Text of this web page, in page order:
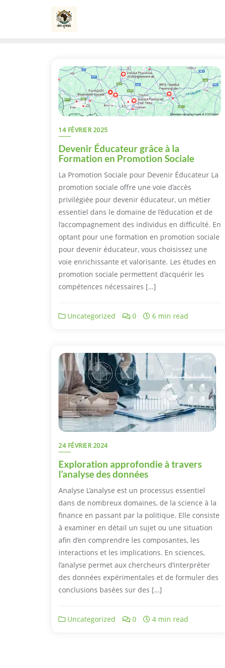
14 FÉVRIER 2025
Devenir Éducateur grâce à la
Formation en Promotion Sociale
La Promotion Sociale pour Devenir Éducateur La
promotion sociale offre une voie d’accès
privilégiée pour devenir éducateur, un métier
essentiel dans le domaine de l’éducation et de
l’accompagnement des individus en difficulté. En
optant pour une formation en promotion sociale
pour devenir éducateur, vous choisissez une
voie enrichissante et valorisante. Les études en
promotion sociale permettent d’acquérir les
compétences nécessaires […]
Uncategorized 0 6 min read
24 FÉVRIER 2024
Exploration approfondie à travers
l’analyse des données
Analyse L’analyse est un processus essentiel
dans de nombreux domaines, de la science à la
finance en passant par la politique. Elle consiste
à examiner en détail un sujet ou une situation
afin d’en comprendre les composantes, les
interactions et les implications. En sciences,
l’analyse permet aux chercheurs d’interpréter
des données expérimentales et de formuler des
conclusions basées sur des […]
Uncategorized 0 4 min read